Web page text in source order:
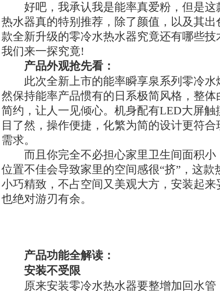
好吧，我承认我是能率真爱粉，但是这
热水器真的特别推荐，除了颜值，以及其
款全新升级的零冷水热水器究竟还有哪些
我们来一探究竟!
产品外观抢先看：
此次全新上市的能率瞬享泉系列零冷水
然保持能率产品惯有的日系极简风格，整
简约，让人一见倾心。机身配有LED大屏
目了然，操作便捷，化繁为简的设计更符
需求。
而且你完全不必担心家里卫生间面积小
位置不佳会导致家里的空间感很“挤”，这
小巧精致，不占空间又美观大方，安装起
也绝对游刃有余。
产品功能全解读：
安装不受限
原来安装零冷水热水器要整增加回水管